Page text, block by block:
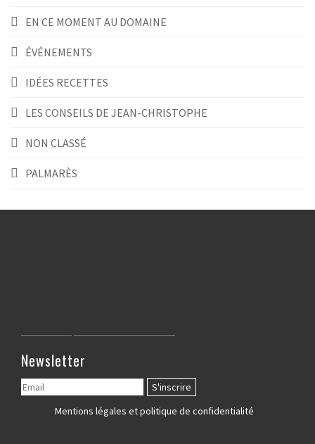
EN CE MOMENT AU DOMAINE
ÉVÉNEMENTS
IDÉES RECETTES
LES CONSEILS DE JEAN-CHRISTOPHE
NON CLASSÉ
PALMARÈS
Newsletter
Mentions légales et politique de confidentialité